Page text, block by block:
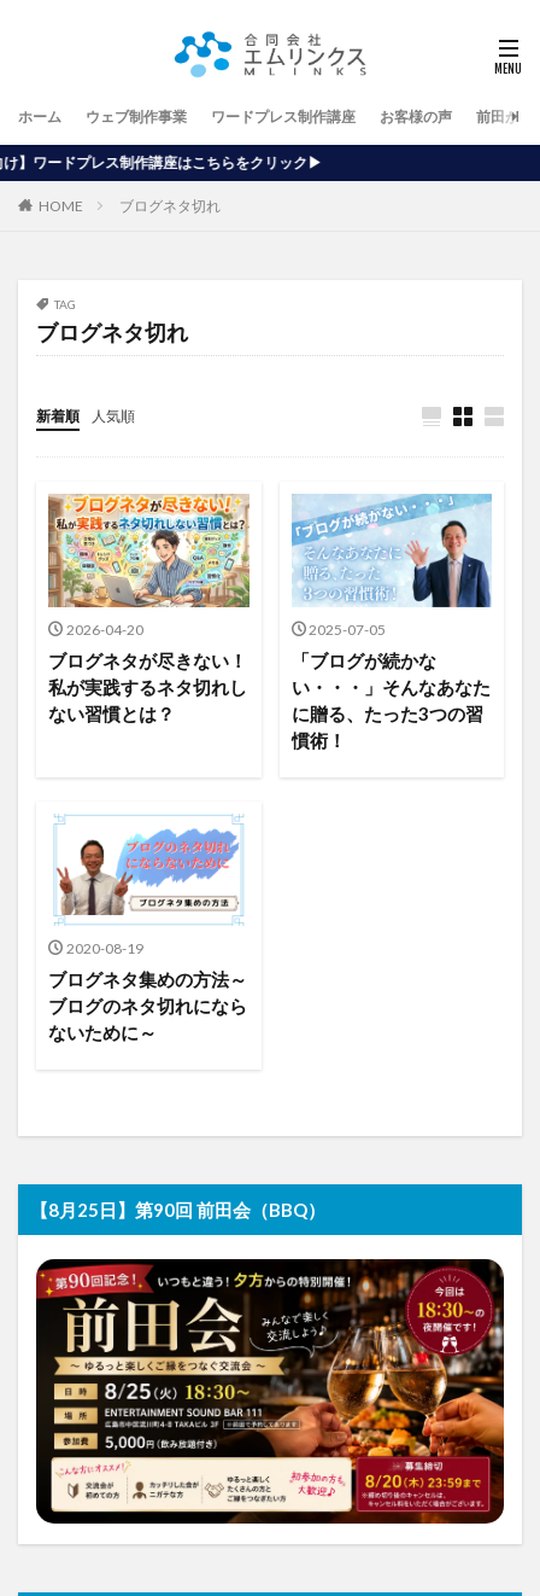
ホーム ウェブ制作事業 ワードプレス制作講座 お客様の声 前田が行
座はこちらをクリック▶
HOME ブログネタ切れ
TAG
ブログネタ切れ
新着順 人気順
2026-04-20
ブログネタが尽きない！
私が実践するネタ切れし
ない習慣とは？
2025-07-05
「ブログが続かな
い・・・」そんなあなた
に贈る、たった3つの習
慣術！
2020-08-19
ブログネタ集めの方法～
ブログのネタ切れになら
ないために～
【8月25日】第90回 前田会（BBQ）